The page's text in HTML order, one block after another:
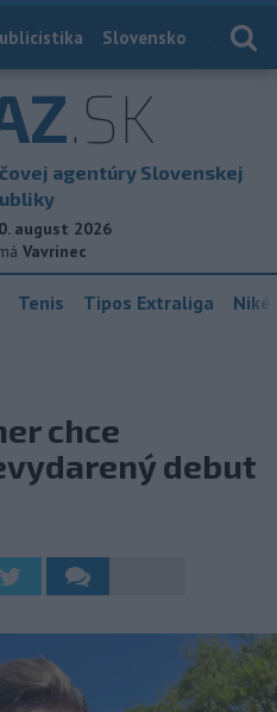
Slovensko
.SK
agentúry Slovenskej
august 2026
Vavrinec
Tenis Tipos Extraliga
chce
debut